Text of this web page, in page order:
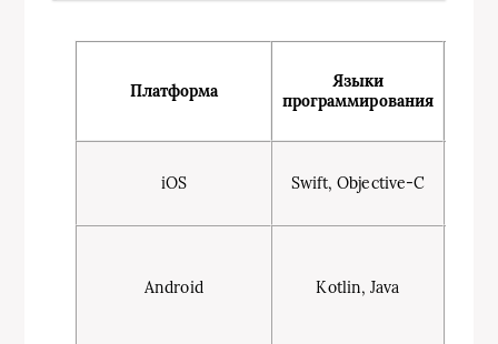
Платформа
Языки
программирования
iOS Swift, Objective-C
Android Kotlin, Java